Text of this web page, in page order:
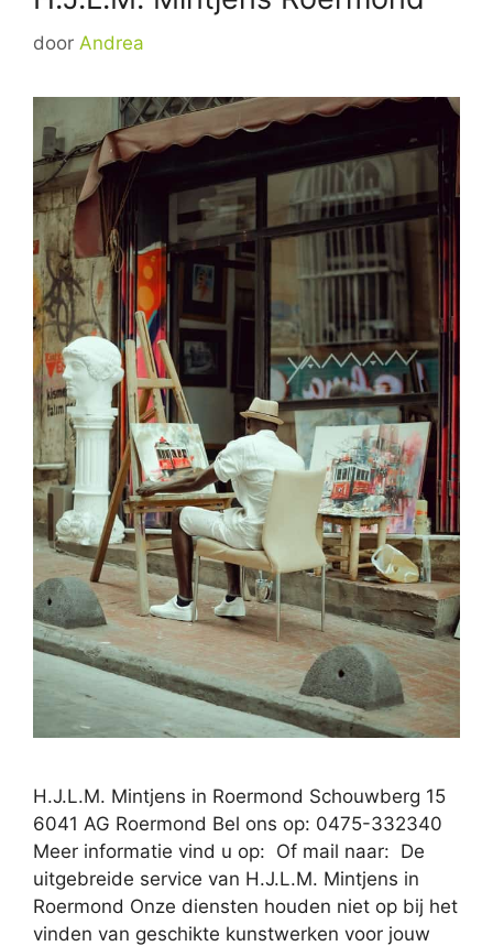
door Andrea
H.J.L.M. Mintjens in Roermond Schouwberg 15
6041 AG Roermond Bel ons op: 0475-332340
Meer informatie vind u op: Of mail naar: De
uitgebreide service van H.J.L.M. Mintjens in
Roermond Onze diensten houden niet op bij het
vinden van geschikte kunstwerken voor jouw